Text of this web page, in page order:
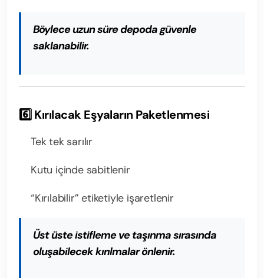
Böylece uzun süre depoda güvenle
saklanabilir.
6️⃣ Kırılacak Eşyaların Paketlenmesi
Tek tek sarılır
Kutu içinde sabitlenir
“Kırılabilir” etiketiyle işaretlenir
Üst üste istifleme ve taşınma sırasında
oluşabilecek kırılmalar önlenir.